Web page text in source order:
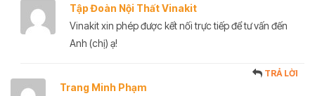
Tập Đoàn Nội Thất Vinakit
Vinakit xin phép được kết nối trực tiếp để tư vấn đến
Anh (chị) ạ!
Trang Minh Phạm
TRẢ LỜI